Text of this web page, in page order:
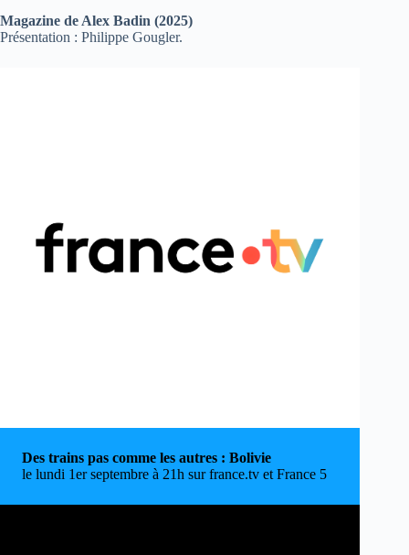
Magazine de Alex Badin (2025)
Présentation : Philippe Gougler.
Des trains pas comme les autres : Bolivie
le lundi 1er septembre à 21h sur france.tv et France 5